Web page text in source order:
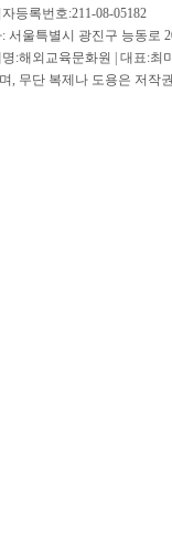
등록번호:211-08-05182
: 서울특별시 광진구 능동로
:해외교육문화원 | 대표:최
, 무단 복제나 도용은 저